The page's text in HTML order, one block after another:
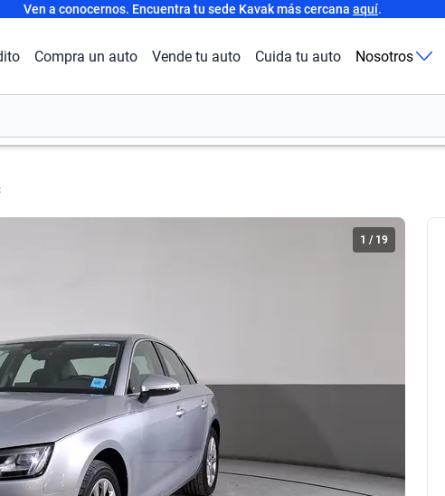
Ven a conocernos. Encuentra tu sede Kavak más cercana aquí.
Compra un auto Vende tu auto Cuida tu auto Nosotros
1 / 19